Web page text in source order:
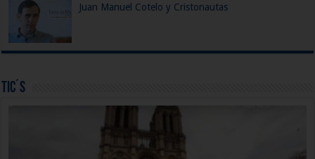
Juan Manuel Cotelo y Cristonautas
Tic´s